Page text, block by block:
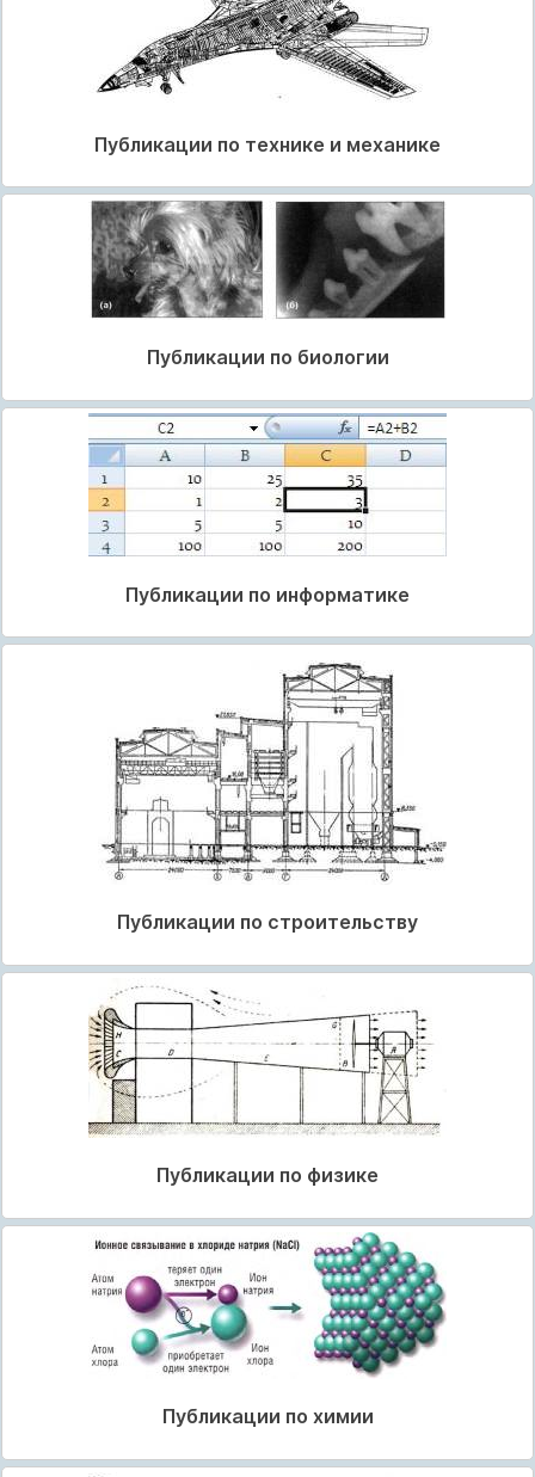
Публикации по технике и механике
Публикации по биологии
Публикации по информатике
Публикации по строительству
Публикации по физике
Публикации по химии